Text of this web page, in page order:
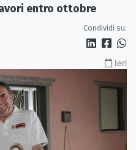
entro ottobre
Condividi su:
Ieri